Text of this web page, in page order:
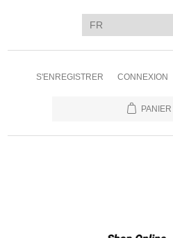
S'ENREGISTRER CONNEXION
PANIER